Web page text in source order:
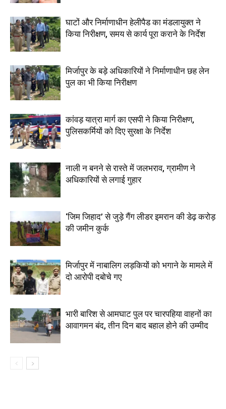
घाटों और निर्माणाधीन हेलीपैड का मंडलायुक्त ने
किया निरीक्षण, समय से कार्य पूरा कराने के निर्देश
मिर्जापुर के बड़े अधिकारियों ने निर्माणाधीन छह लेन
पुल का भी किया निरीक्षण
कांवड़ यात्रा मार्ग का एसपी ने किया निरीक्षण,
पुलिसकर्मियों को दिए सुरक्षा के निर्देश
नाली न बनने से रास्ते में जलभराव, ग्रामीण ने
अधिकारियों से लगाई गुहार
‘जिम जिहाद’ से जुड़े गैंग लीडर इमरान की डेढ़ करोड़
की जमीन कुर्क
मिर्जापुर में नाबालिग लड़कियों को भगाने के मामले में
दो आरोपी दबोचे गए
भारी बारिश से आमघाट पुल पर चारपहिया वाहनों का
आवागमन बंद, तीन दिन बाद बहाल होने की उम्मीद